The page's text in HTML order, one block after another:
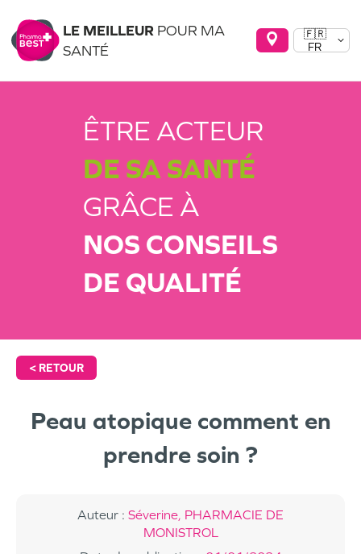
LE MEILLEUR POUR MA
SANTÉ
🇫🇷
FR
ÊTRE ACTEUR
DE SA SANTÉ
GRÂCE À
NOS CONSEILS
DE QUALITÉ
< RETOUR
Peau atopique comment en
prendre soin ?
Auteur : Séverine, PHARMACIE DE
MONISTROL